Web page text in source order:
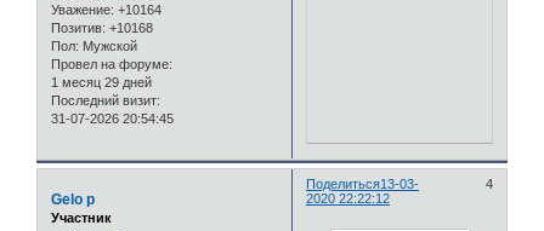
Уважение: +10164
Позитив: +10168
Пол: Мужской
Провел на форуме:
1 месяц 29 дней
Последний визит:
31-07-2026 20:54:45
Поделиться 4
13-03-
2020 22:22:12
Gelo p
Участник